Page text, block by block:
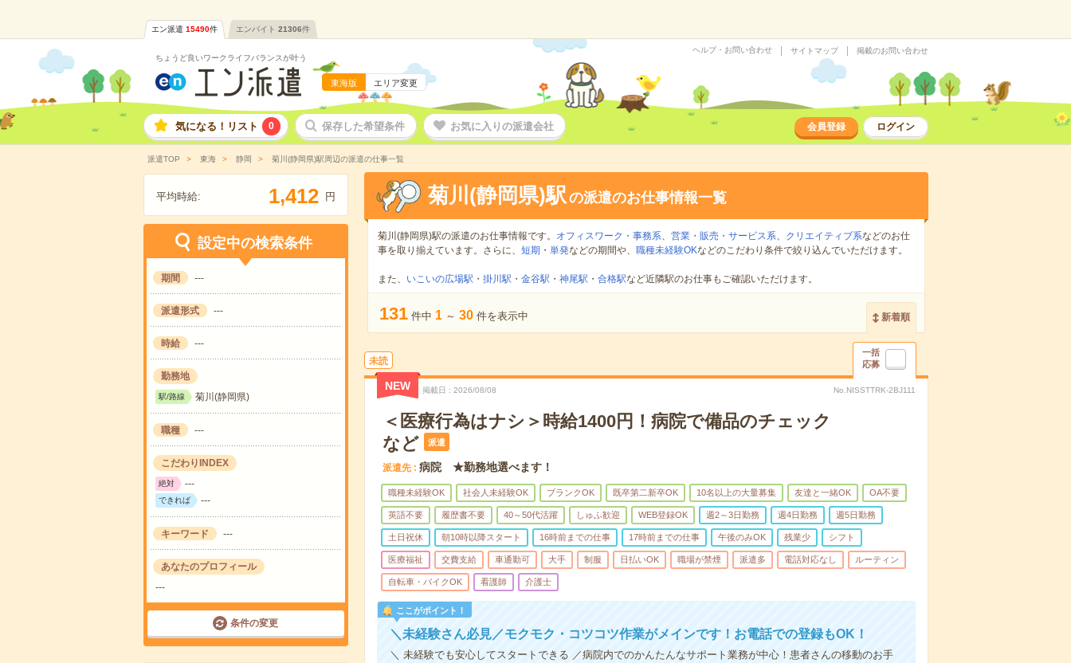
エン派遣 15490件 エンバイト 21306件
ちょうど良いワークライフバランスが叶う
東海版 エリア変更
ヘルプ・お問い合わせ サイトマップ 掲載のお問い合わせ
気になる！リスト 0 保存した希望条件 お気に入りの派遣会社 会員登録 ログイン
派遣TOP 東海 静岡 菊川(静岡県)駅周辺の派遣の仕事一覧
平均時給: 1,412 円
設定中の検索条件
期間 ---
派遣形式 ---
時給 ---
勤務地
駅/路線 菊川(静岡県)
職種 ---
こだわりINDEX
絶対 ---
できれば ---
キーワード ---
あなたのプロフィール
---
条件の変更
菊川(静岡県)駅の派遣のお仕事情報一覧
菊川(静岡県)駅の派遣のお仕事情報です。 オフィスワーク・事務系、 営業・販売・サービス系、 クリエイティブ系などのお仕
事を取り揃えています。さらに、 短期 ・ 単発などの期間や、 職種未経験OKなどのこだわり条件で絞り込んでいただけます。
また、 いこいの広場駅 ・ 掛川駅 ・ 金谷駅 ・ 神尾駅 ・ 合格駅など近隣駅のお仕事もご確認いただけます。
131 件中 1 ～ 30 件を表示中 新着順
未読
一括
応募
NEW 掲載日 2026/08/08 No.NISSTTRK-2BJ111
＜医療行為はナシ＞時給1400円！病院で備品のチェック
など
派遣
派遣先 病院 ★勤務地選べます！
職種未経験OK 社会人未経験OK ブランクOK 既卒第二新卒OK 10名以上の大量募集 友達と一緒OK OA不要
英語不要 履歴書不要 40～50代活躍 しゅふ歓迎 WEB登録OK 週2～3日勤務 週4日勤務 週5日勤務
土日祝休 朝10時以降スタート 16時前までの仕事 17時前までの仕事 午後のみOK 残業少 シフト
医療福祉 交費支給 車通勤可 大手 制服 日払いOK 職場が禁煙 派遣多 電話対応なし ルーティン
自転車・バイクOK 看護師 介護士
ここがポイント！
＼未経験さん必見／モクモク・コツコツ作業がメインです！お電話での登録もOK！
＼ 未経験でも安心してスタートできる ／病院内でのかんたんなサポート業務が中心！患者さんの移動のお手